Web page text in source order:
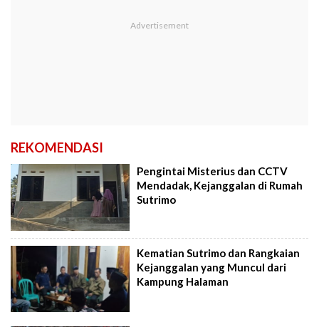
REKOMENDASI
Pengintai Misterius dan CCTV
Mendadak, Kejanggalan di Rumah
Sutrimo
Kematian Sutrimo dan Rangkaian
Kejanggalan yang Muncul dari
Kampung Halaman